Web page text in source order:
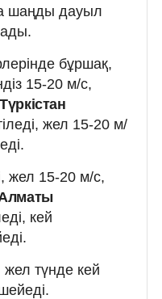
шаңды дауыл
бұршақ,
15-20 м/с,
Түркістан
жел 15-20 м/
жел 15-20 м/с,
кей
жел түнде кей